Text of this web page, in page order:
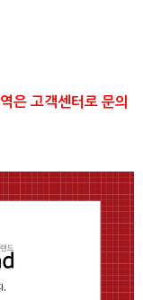
은 고객센터로 문의